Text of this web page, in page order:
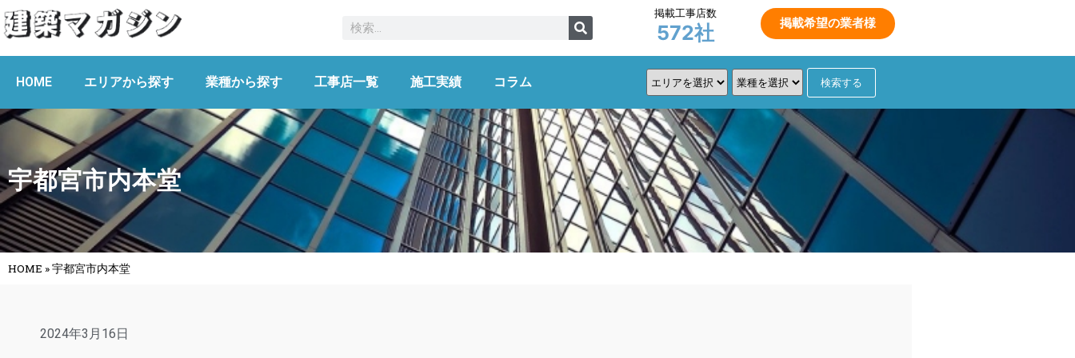
掲載工事店数
572社 掲載希望の業者様
HOME エリアから探す 業種から探す 工事店一覧 施工実績 コラム
宇都宮市内本堂
HOME »宇都宮市内本堂
2024年3月16日